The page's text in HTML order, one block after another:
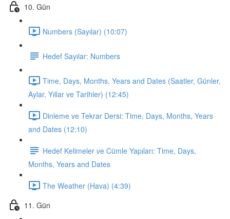
10. Gün
Numbers (Sayılar) (10:07)
Hedef Sayılar: Numbers
Time, Days, Months, Years and Dates (Saatler, Günler,
Aylar, Yıllar ve Tarihler) (12:45)
Dinleme ve Tekrar Dersi: Time, Days, Months, Years
and Dates (12:10)
Hedef Kelimeler ve Cümle Yapıları: Time, Days,
Months, Years and Dates
The Weather (Hava) (4:39)
11. Gün